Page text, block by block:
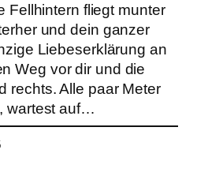
Fellhintern fliegt munter
und dein ganzer
Liebeserklärung an
Weg vor dir und die
rechts. Alle paar Meter
wartest auf…